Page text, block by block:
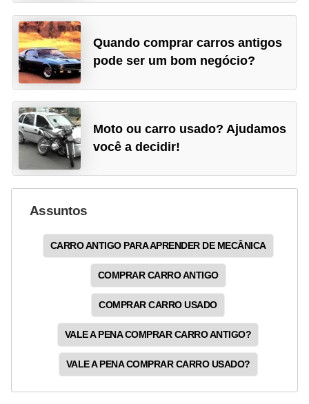
Quando comprar carros antigos
pode ser um bom negócio?
Moto ou carro usado? Ajudamos
você a decidir!
Assuntos
CARRO ANTIGO PARA APRENDER DE MECÂNICA
COMPRAR CARRO ANTIGO
COMPRAR CARRO USADO
VALE A PENA COMPRAR CARRO ANTIGO?
VALE A PENA COMPRAR CARRO USADO?